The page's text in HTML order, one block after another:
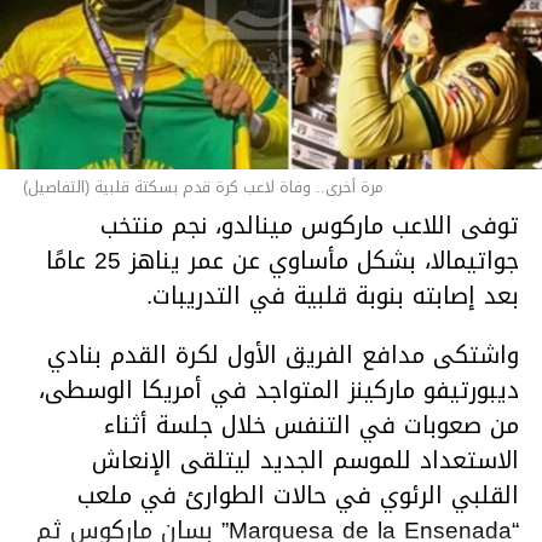
مرة أخرى.. وفاة لاعب كرة قدم بسكتة قلبية (التفاصيل)
توفى اللاعب ماركوس مينالدو، نجم منتخب
جواتيمالا، بشكل مأساوي عن عمر يناهز 25 عامًا
بعد إصابته بنوبة قلبية في التدريبات.
واشتكى مدافع الفريق الأول لكرة القدم بنادي
ديبورتيفو ماركينز المتواجد في أمريكا الوسطى،
من صعوبات في التنفس خلال جلسة أثناء
الاستعداد للموسم الجديد ليتلقى الإنعاش
القلبي الرئوي في حالات الطوارئ في ملعب
“Marquesa de la Ensenada” بسان ماركوس ثم